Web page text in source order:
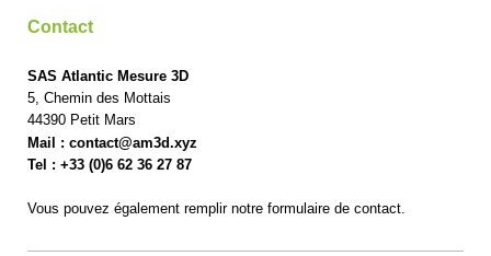
Contact
SAS Atlantic Mesure 3D
5, Chemin des Mottais
44390 Petit Mars
Mail : contact@am3d.xyz
Tel : +33 (0)6 62 36 27 87
Vous pouvez également remplir notre formulaire de contact.